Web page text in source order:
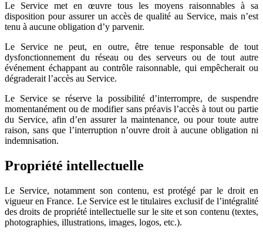
Le Service met en œuvre tous les moyens raisonnables à sa
disposition pour assurer un accès de qualité au Service, mais n’est
tenu à aucune obligation d’y parvenir.
Le Service ne peut, en outre, être tenue responsable de tout
dysfonctionnement du réseau ou des serveurs ou de tout autre
événement échappant au contrôle raisonnable, qui empêcherait ou
dégraderait l’accès au Service.
Le Service se réserve la possibilité d’interrompre, de suspendre
momentanément ou de modifier sans préavis l’accès à tout ou partie
du Service, afin d’en assurer la maintenance, ou pour toute autre
raison, sans que l’interruption n’ouvre droit à aucune obligation ni
indemnisation.
Propriété intellectuelle
Le Service, notamment son contenu, est protégé par le droit en
vigueur en France. Le Service est le titulaires exclusif de l’intégralité
des droits de propriété intellectuelle sur le site et son contenu (textes,
photographies, illustrations, images, logos, etc.).